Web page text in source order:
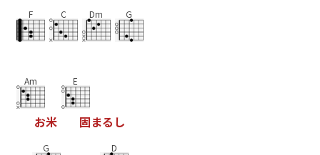
F C Dm G
Am
お米
E
固まる し
G D